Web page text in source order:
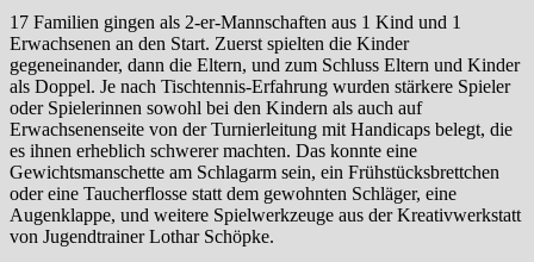
17 Familien gingen als 2-er-Mannschaften aus 1 Kind und 1
Erwachsenen an den Start. Zuerst spielten die Kinder
gegeneinander, dann die Eltern, und zum Schluss Eltern und Kinder
als Doppel. Je nach Tischtennis-Erfahrung wurden stärkere Spieler
oder Spielerinnen sowohl bei den Kindern als auch auf
Erwachsenenseite von der Turnierleitung mit Handicaps belegt, die
es ihnen erheblich schwerer machten. Das konnte eine
Gewichtsmanschette am Schlagarm sein, ein Frühstücksbrettchen
oder eine Taucherflosse statt dem gewohnten Schläger, eine
Augenklappe, und weitere Spielwerkzeuge aus der Kreativwerkstatt
von Jugendtrainer Lothar Schöpke.